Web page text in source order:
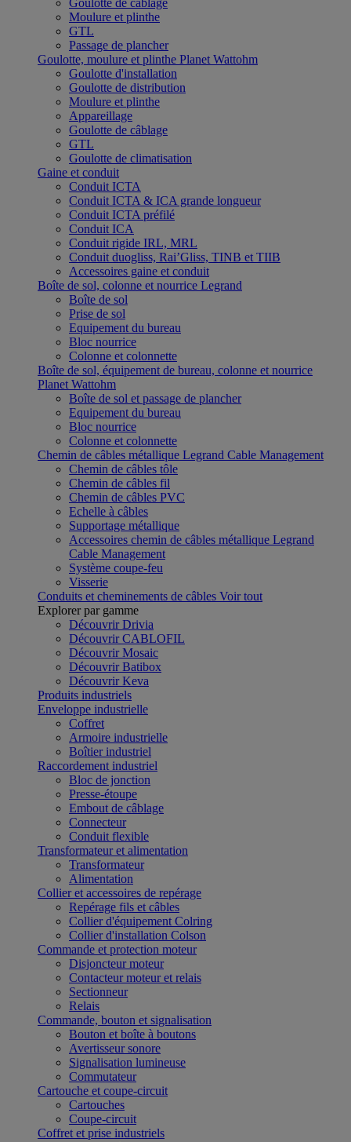
Goulotte de câblage
Moulure et plinthe
GTL
Passage de plancher
Goulotte, moulure et plinthe Planet Wattohm
Goulotte d'installation
Goulotte de distribution
Moulure et plinthe
Appareillage
Goulotte de câblage
GTL
Goulotte de climatisation
Gaine et conduit
Conduit ICTA
Conduit ICTA & ICA grande longueur
Conduit ICTA préfilé
Conduit ICA
Conduit rigide IRL, MRL
Conduit duogliss, Rai’Gliss, TINB et TIIB
Accessoires gaine et conduit
Boîte de sol, colonne et nourrice Legrand
Boîte de sol
Prise de sol
Equipement du bureau
Bloc nourrice
Colonne et colonnette
Boîte de sol, équipement de bureau, colonne et nourrice
Planet Wattohm
Boîte de sol et passage de plancher
Equipement du bureau
Bloc nourrice
Colonne et colonnette
Chemin de câbles métallique Legrand Cable Management
Chemin de câbles tôle
Chemin de câbles fil
Chemin de câbles PVC
Echelle à câbles
Supportage métallique
Accessoires chemin de câbles métallique Legrand
Cable Management
Système coupe-feu
Visserie
Conduits et cheminements de câbles Voir tout
Explorer par gamme
Découvrir Drivia
Découvrir CABLOFIL
Découvrir Mosaic
Découvrir Batibox
Découvrir Keva
Produits industriels
Enveloppe industrielle
Coffret
Armoire industrielle
Boîtier industriel
Raccordement industriel
Bloc de jonction
Presse-étoupe
Embout de câblage
Connecteur
Conduit flexible
Transformateur et alimentation
Transformateur
Alimentation
Collier et accessoires de repérage
Repérage fils et câbles
Collier d'équipement Colring
Collier d'installation Colson
Commande et protection moteur
Disjoncteur moteur
Contacteur moteur et relais
Sectionneur
Relais
Commande, bouton et signalisation
Bouton et boîte à boutons
Avertisseur sonore
Signalisation lumineuse
Commutateur
Cartouche et coupe-circuit
Cartouches
Coupe-circuit
Coffret et prise industriels